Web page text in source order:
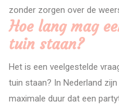
zonder zorgen over de
Hoe lang mag
tuin staan?
Het is een veelgestelde
tuin staan? In Nederland
maximale duur dat een